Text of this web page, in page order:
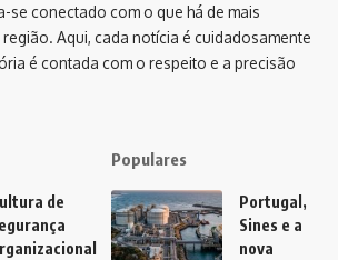
se conectado com o que há de mais
Aqui, cada notícia é cuidadosamente
é contada com o respeito e a precisão
de
Populares
Portugal,
Sines e a
nova